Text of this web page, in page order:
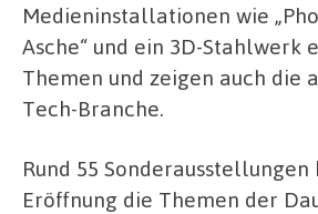
Medieninstallationen wie
Asche“ und ein 3D-Stahlwerk
Themen und zeigen auch die
Tech-Branche.
Rund 55
Eröffnung die Themen der